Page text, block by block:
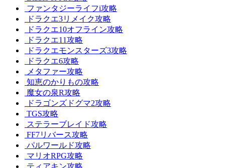
ファンタジーライフi攻略
ドラクエ3リメイク攻略
ドラクエ10オフライン攻略
ドラクエ11攻略
ドラクエモンスターズ3攻略
ドラクエ6攻略
メタファー攻略
知恵のかりもの攻略
魔女の泉R攻略
ドラゴンズドグマ2攻略
TGS攻略
ステラーブレイド攻略
FF7リバース攻略
パルワールド攻略
マリオRPG攻略
ティアキン攻略